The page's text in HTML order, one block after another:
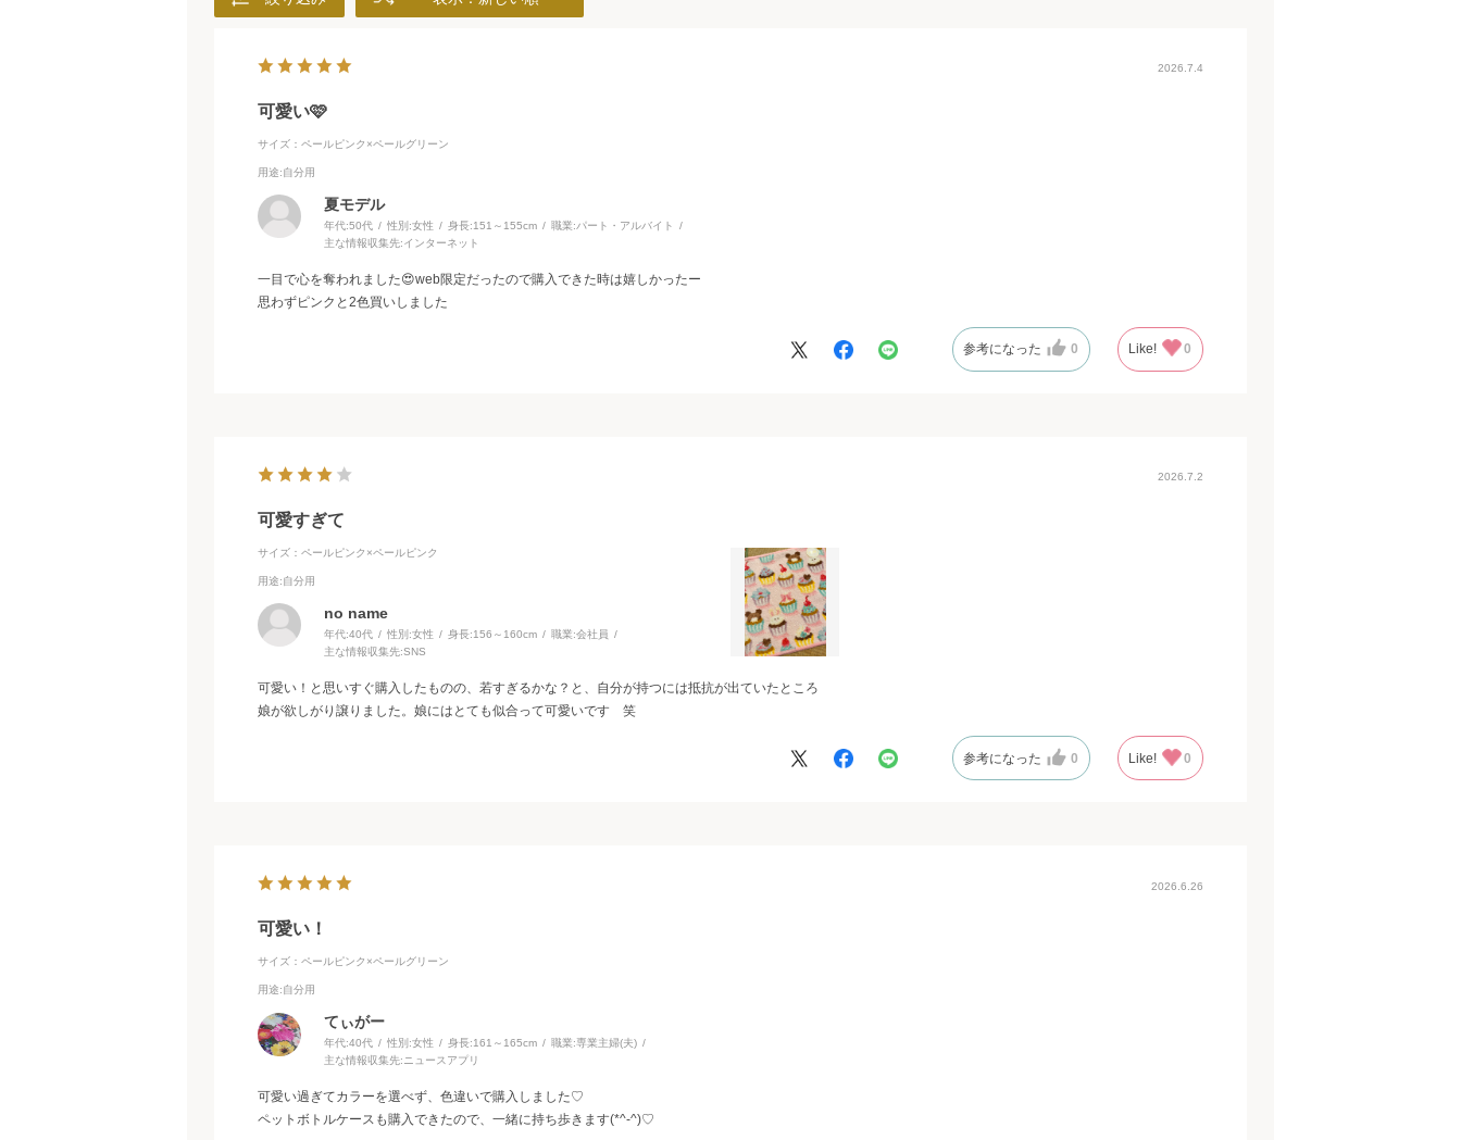
2026.7.4
可愛い🩷
サイズ：ペールピンク×ペールグリーン
用途:自分用
夏モデル
年代:50代 性別:女性 身長:151～155cm 職業:パート・アルバイト
主な情報収集先:インターネット
一目で心を奪われました😍web限定だったので購入できた時は嬉しかったー
思わずピンクと2色買いしました
参考になった 0 Like! 0
2026.7.2
可愛すぎて
サイズ：ペールピンク×ペールピンク
用途:自分用
no name
年代:40代 性別:女性 身長:156～160cm 職業:会社員
主な情報収集先:SNS
可愛い！と思いすぐ購入したものの、若すぎるかな？と、自分が持つには抵抗が出ていたところ
娘が欲しがり譲りました。娘にはとても似合って可愛いです 笑
参考になった 0 Like! 0
2026.6.26
可愛い！
サイズ：ペールピンク×ペールグリーン
用途:自分用
てぃがー
年代:40代 性別:女性 身長:161～165cm 職業:専業主婦(夫)
主な情報収集先: ニュースアプリ
可愛い過ぎてカラーを選べず、色違いで購入しました♡
ペットボトルケースも購入できたので、一緒に持ち歩きます(*^-^)♡